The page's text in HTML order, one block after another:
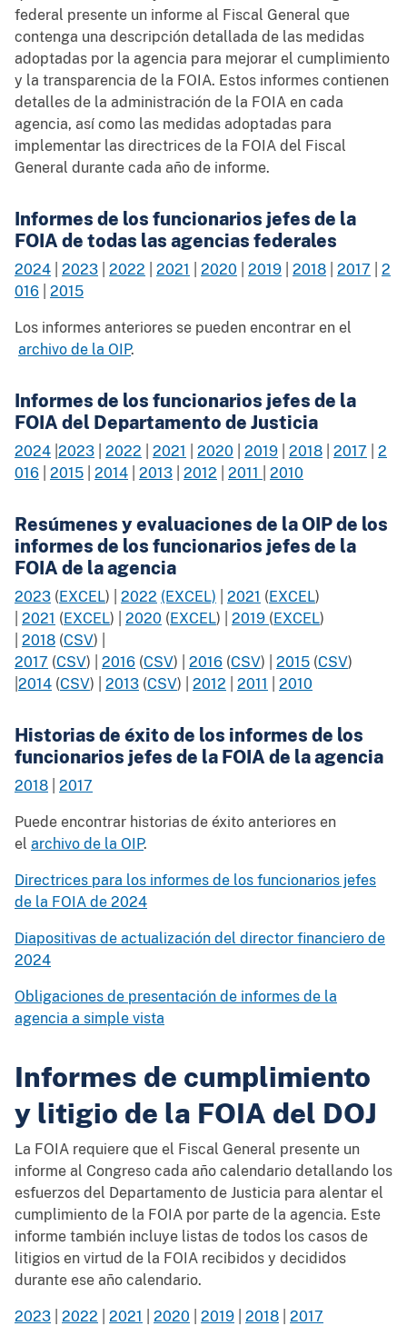
federal presente un informe al Fiscal General que
contenga una descripción detallada de las medidas
adoptadas por la agencia para mejorar el cumplimiento
y la transparencia de la FOIA. Estos informes contienen
detalles de la administración de la FOIA en cada
agencia, así como las medidas adoptadas para
implementar las directrices de la FOIA del Fiscal
General durante cada año de informe.
Informes de los funcionarios jefes de la
FOIA de todas las agencias federales
2024 2023 2022 2021 2020 2019 2018 2017
2
016
2015
Los informes anteriores se pueden encontrar en el
archivo de la OIP.
Informes de los funcionarios jefes de la
FOIA del Departamento de Justicia
2024 2023 2022 2021 2020 2019 2018 2017
2
016
2015 2014 2013 2012 2011 2010
Resúmenes y evaluaciones de la OIP de los
informes de los funcionarios jefes de la
FOIA de la agencia
2023 (EXCEL) | 2022 (EXCEL) 2021 (EXCEL)
2021 (EXCEL) | 2020 (EXCEL) | 2019 (EXCEL​)
2018 (CSV) |
2017 (CSV) | 2016 (CSV)​​​ | 2016 (CSV)​​​ | 2015 (CSV)
2014 (CSV) | 2013 (CSV) | 2012 2011 2010
Historias de éxito de los informes de los
funcionarios jefes de la FOIA de la agencia
2018 2017
Puede encontrar historias de éxito anteriores en
el archivo de la OIP.
Directrices para los informes de los funcionarios jefes
de la FOIA de 2024
Diapositivas de actualización del director financiero de
2024
Obligaciones de presentación de informes de la
agencia a simple vista
Informes de cumplimiento
y litigio de la FOIA del DOJ
La FOIA requiere que el Fiscal General presente un
informe al Congreso cada año calendario detallando los
esfuerzos del Departamento de Justicia para alentar el
cumplimiento de la FOIA por parte de la agencia. Este
informe también incluye listas de todos los casos de
litigios en virtud de la FOIA recibidos y decididos
durante ese año calendario.
2023 2022 2021 2020 2019 2018 2017